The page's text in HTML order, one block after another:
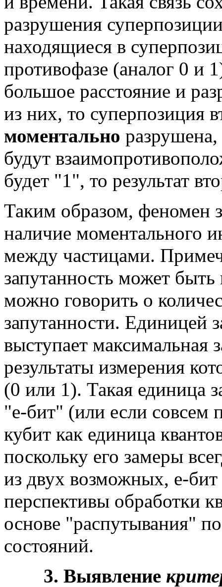
разрушения
находящиеся в
противофазе (аналог 0 и
большое расстояние и
из них, то суперпозиция
моментально
будут
будет "1", то результат
Таким образом, феномен
наличие моментального
между частицами.
запутанность может
можно говорить о
запутанности. Единицей
выступает максимальная
результаты измерения
(0 или 1). Такая единица
"e-бит" (или если совсем
кубит как единица
поскольку его замеры
из двух возможных, е-бит
перспективы обработки
основе "распутывания"
состояний.
3. Выявление